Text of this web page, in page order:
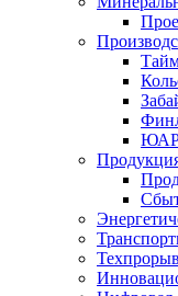
ЮАР
Техпрорыв